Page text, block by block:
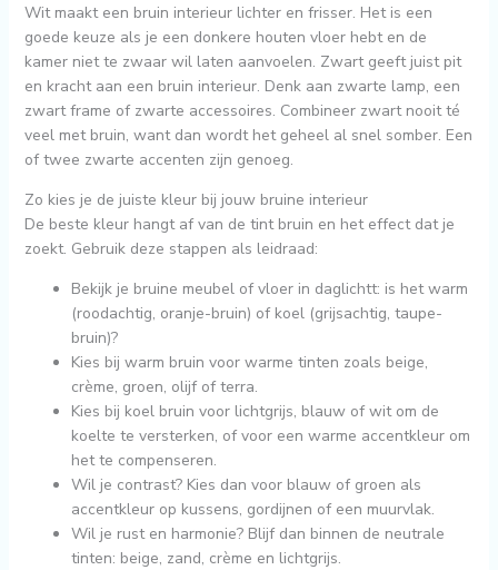
Wit maakt een bruin interieur lichter en frisser. Het is een
goede keuze als je een donkere houten vloer hebt en de
kamer niet te zwaar wil laten aanvoelen. Zwart geeft juist pit
en kracht aan een bruin interieur. Denk aan zwarte lamp, een
zwart frame of zwarte accessoires. Combineer zwart nooit té
veel met bruin, want dan wordt het geheel al snel somber. Een
of twee zwarte accenten zijn genoeg.
Zo kies je de juiste kleur bij jouw bruine interieur
De beste kleur hangt af van de tint bruin en het effect dat je
zoekt. Gebruik deze stappen als leidraad:
Bekijk je bruine meubel of vloer in daglichtt: is het warm
(roodachtig, oranje-bruin) of koel (grijsachtig, taupe-
bruin)?
Kies bij warm bruin voor warme tinten zoals beige,
crème, groen, olijf of terra.
Kies bij koel bruin voor lichtgrijs, blauw of wit om de
koelte te versterken, of voor een warme accentkleur om
het te compenseren.
Wil je contrast? Kies dan voor blauw of groen als
accentkleur op kussens, gordijnen of een muurvlak.
Wil je rust en harmonie? Blijf dan binnen de neutrale
tinten: beige, zand, crème en lichtgrijs.